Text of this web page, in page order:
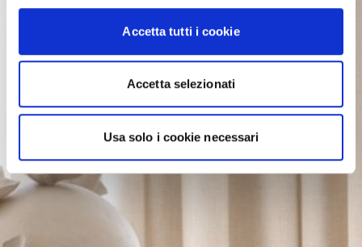
Accetta tutti i cookie
Accetta selezionati
Usa solo i cookie necessari